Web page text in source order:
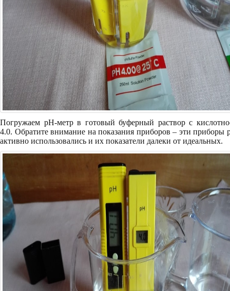
Погружаем pH-метр в готовый буферный раствор с
4.0. Обратите внимание на показания приборов – эти приборы
активно использовались и их показатели далеки от идеальных.